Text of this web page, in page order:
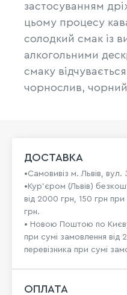
застосуванням
цьому процесу
солодкий смак із
алкогольними
смаку
чорнослив,
ДОСТАВКА
•Самовивіз м. Львів, вул.
•Кур'єром (Львів)
від 2000 грн, 150 грн
грн.
• Новою Поштою по
при сумі замовлення від
перевізника при сумі
ОПЛАТА